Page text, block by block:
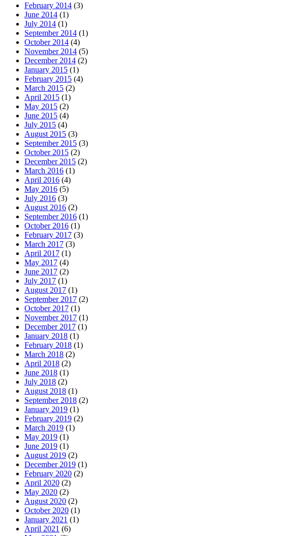
February 2014 (3)
June 2014 (1)
July 2014 (1)
September 2014 (1)
October 2014 (4)
November 2014 (5)
December 2014 (2)
January 2015 (1)
February 2015 (4)
March 2015 (2)
April 2015 (1)
May 2015 (2)
June 2015 (4)
July 2015 (4)
August 2015 (3)
September 2015 (3)
October 2015 (2)
December 2015 (2)
March 2016 (1)
April 2016 (4)
May 2016 (5)
July 2016 (3)
August 2016 (2)
September 2016 (1)
October 2016 (1)
February 2017 (3)
March 2017 (3)
April 2017 (1)
May 2017 (4)
June 2017 (2)
July 2017 (1)
August 2017 (1)
September 2017 (2)
October 2017 (1)
November 2017 (1)
December 2017 (1)
January 2018 (1)
February 2018 (1)
March 2018 (2)
April 2018 (2)
June 2018 (1)
July 2018 (2)
August 2018 (1)
September 2018 (2)
January 2019 (1)
February 2019 (2)
March 2019 (1)
May 2019 (1)
June 2019 (1)
August 2019 (2)
December 2019 (1)
February 2020 (2)
April 2020 (2)
May 2020 (2)
August 2020 (2)
October 2020 (1)
January 2021 (1)
April 2021 (6)